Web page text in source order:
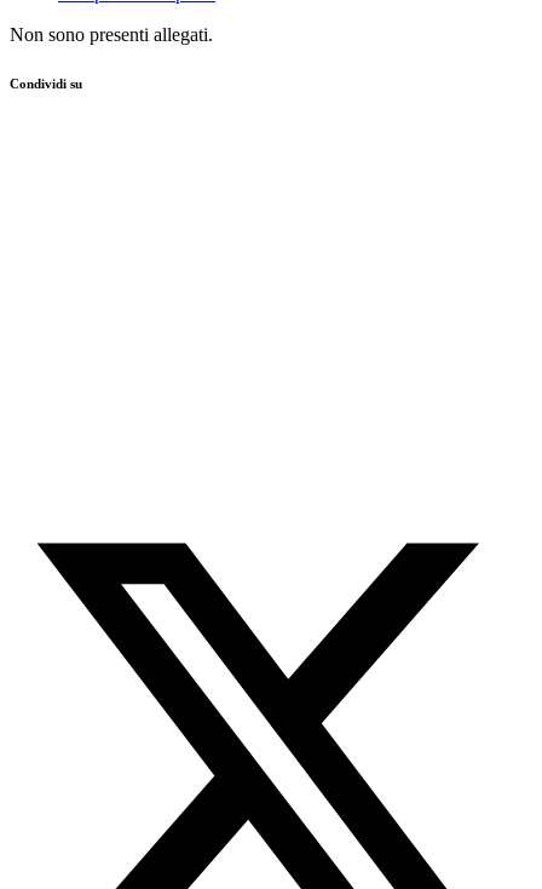
Non sono presenti allegati.
Condividi su